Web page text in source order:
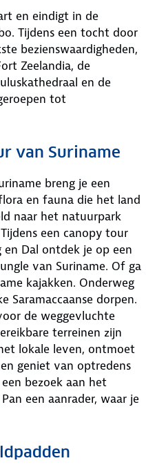
en eindigt in de
Tijdens een tocht door
bezienswaardigheden,
Zeelandia, de
en de
tot
van Suriname
breng je een
en fauna die het land
naar het natuurpark
een canopy tour
Dal ontdek je op een
van Suriname. Of ga
kajakken. Onderweg
Saramaccaanse dorpen.
de weggevluchte
terreinen zijn
lokale leven, ontmoet
geniet van optredens
bezoek aan het
een aanrader, waar je